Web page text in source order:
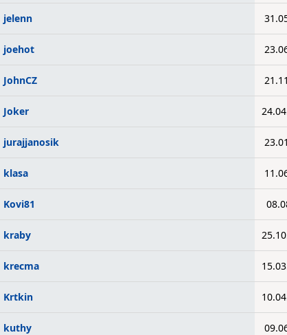
jelenn
joehot
JohnCZ
Joker
jurajjanosik
klasa
Kovi81
kraby
krecma
Krtkin
kuthy